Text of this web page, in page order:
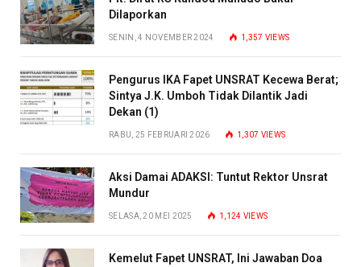
Dilaporkan
SENIN, 4 NOVEMBER 2024 1,357 VIEWS
Pengurus IKA Fapet UNSRAT Kecewa Berat;
Sintya J.K. Umboh Tidak Dilantik Jadi
Dekan (1)
RABU, 25 FEBRUARI 2026 1,307 VIEWS
Aksi Damai ADAKSI: Tuntut Rektor Unsrat
Mundur
SELASA, 20 MEI 2025 1,124 VIEWS
Kemelut Fapet UNSRAT, Ini Jawaban Doa